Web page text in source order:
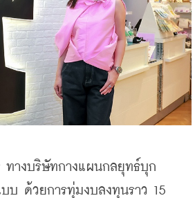
งบริษัทกางแผนกลยุทธ์บุก
บ ด้วยการทุ่มงบลงทุนราว 15